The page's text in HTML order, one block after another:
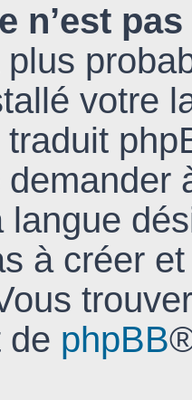
n’est
votre
traduit
langue
à créer
de phpBB